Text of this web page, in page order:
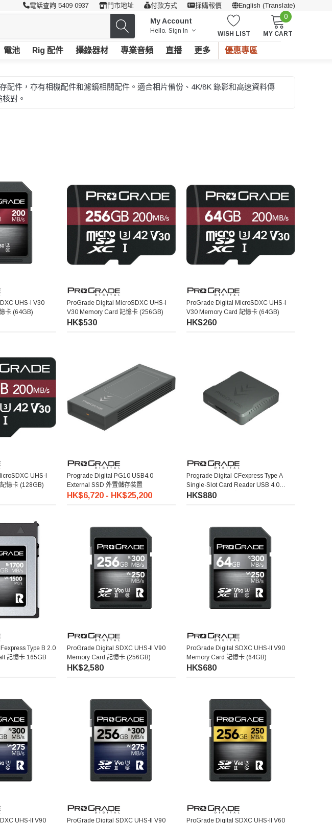
電話查詢 5409 0937 門市地址 付款方式 採購報價 English (Translate)
My Account
Hello. Sign In WISH LIST
0
MY CART
電池 Rig 配件 攝錄器材 專業音頻 直播 更多 優惠專區
配件，亦有相機配件和濾鏡相關配件。適合相片備份、4K/8K 錄影和高速資料傳
對。
UHS-I V30
卡 (64GB)
ProGrade Digital MicroSDXC UHS-I
V30 Memory Card 記憶卡 (256GB)
HK$530
ProGrade Digital MicroSDXC UHS-I
V30 Memory Card 記憶卡 (64GB)
HK$260
UHS-I
憶卡 (128GB)
Prograde Digital PG10 USB4.0
External SSD 外置儲存裝置
HK$6,720 - HK$25,200
Prograde Digital CFexpress Type A
Single-Slot Card Reader USB 4.0
(PG09.6) 單卡槽讀卡器
HK$880
Type B 2.0
記憶卡 165GB
ProGrade Digital SDXC UHS-II V90
Memory Card 記憶卡 (256GB)
HK$2,580
ProGrade Digital SDXC UHS-II V90
Memory Card 記憶卡 (64GB)
HK$680
UHS-II V90
ProGrade Digital SDXC UHS-II V90
ProGrade Digital SDXC UHS-II V60